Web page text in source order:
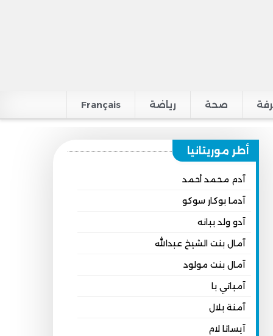
صحة رياضة Français
أطر موريتانيا
آدم محمد أحمد
آدما بوكار سوكو
آدو ولد ببانه
آمال بنت الشيخ عبدالله
آمال بنت مولود
آمباتي با
آمنة بلال
آيساتا لام